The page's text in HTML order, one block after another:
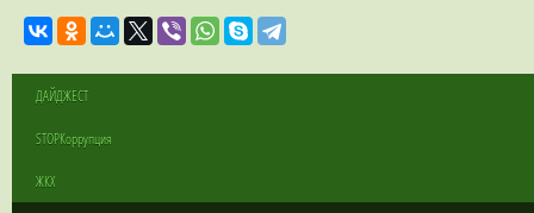
ДАЙДЖЕСТ
STOPКоррупция
ЖКХ